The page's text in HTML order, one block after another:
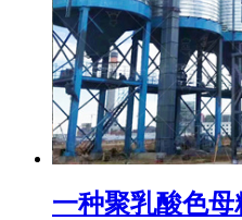
一种聚乳酸色